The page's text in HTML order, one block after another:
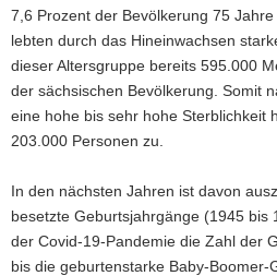
7,6 Prozent der Bevölkerung 75
lebten durch das Hineinwachsen
dieser Altersgruppe bereits 595.000
der sächsischen Bevölkerung. Somit
eine hohe bis sehr hohe Sterblichkeit
203.000 Personen zu.
In den nächsten Jahren ist davon
besetzte Geburtsjahrgänge (1945 bis
der Covid-19-Pandemie die Zahl der
bis die geburtenstarke Baby-Boomer-